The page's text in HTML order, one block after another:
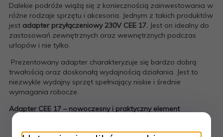
Dalekie podróże wiążą się z koniecznością zainwestowania w
różne rodzaje sprzętu i akcesoria. Jednym z takich produktów
jest adapter przyłączeniowy 230V CEE 17. Jest on idealny do
zastosowań zewnętrznych oraz wewnętrznych podczas
urlopów i nie tylko.
Prezentowany adapter charakteryzuje się bardzo dobrą
trwałością oraz doskonałą wydajnością działania. Jest to
niezwykle wydajny sprzęt spełniający niskie i średnie
wymagania robocze.
Adapter CEE 17 – nowoczesny i praktyczny element